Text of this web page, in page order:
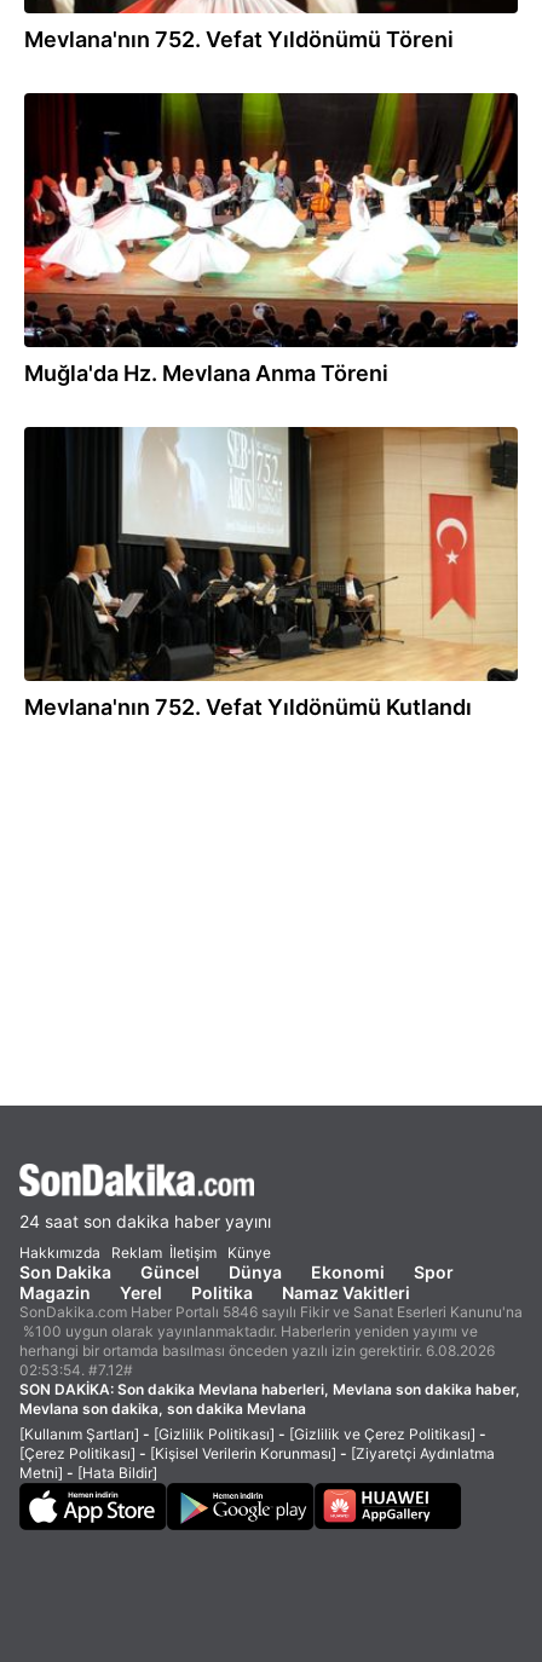
Mevlana'nın 752. Vefat Yıldönümü Töreni
Muğla'da Hz. Mevlana Anma Töreni
Mevlana'nın 752. Vefat Yıldönümü Kutlandı
24 saat son dakika haber yayını
Hakkımızda Reklam İletişim Künye
Son Dakika Güncel Dünya Ekonomi
Spor
Magazin
Yerel Politika Namaz Vakitleri
SonDakika.com Haber Portalı 5846 sayılı Fikir ve Sanat Eserleri Kanunu'na
%100 uygun olarak yayınlanmaktadır. Haberlerin yeniden yayımı ve
herhangi bir ortamda basılması önceden yazılı izin gerektirir. 6.08.2026
02:53:54. #7.12#
SON DAKİKA: Son dakika Mevlana haberleri, Mevlana son dakika haber,
Mevlana son dakika, son dakika Mevlana
[Kullanım Şartları] - [Gizlilik Politikası] - [Gizlilik ve Çerez Politikası] -
[Çerez Politikası] - [Kişisel Verilerin Korunması] - [Ziyaretçi Aydınlatma
Metni] - [Hata Bildir]